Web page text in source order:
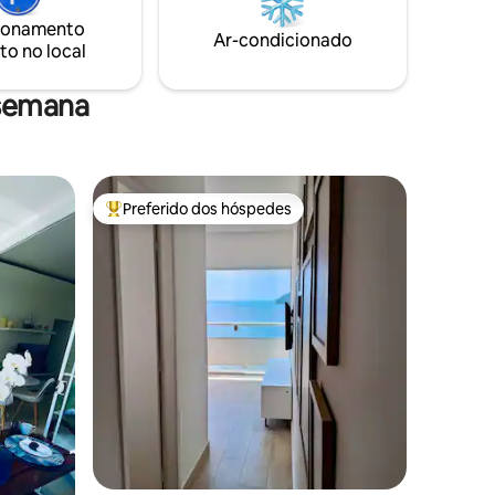
no local
Ar-condicionado
hóspedes Entre os melhores preferidos dos hóspedes
Preferido dos hóspedes